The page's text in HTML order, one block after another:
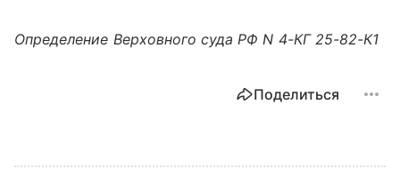
Определение Верховного суда РФ N 4-КГ 25-82-К1
Поделиться